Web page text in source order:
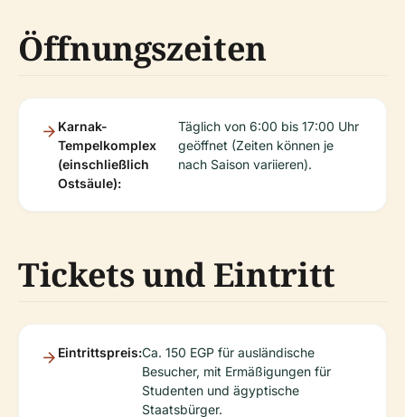
Öffnungszeiten
Karnak-
Tempelkomplex
(einschließlich
Ostsäule):
Täglich von 6:00 bis 17:00 Uhr
geöffnet (Zeiten können je
nach Saison variieren).
Tickets und Eintritt
Eintrittspreis:Ca. 150 EGP für ausländische
Besucher, mit Ermäßigungen für
Studenten und ägyptische
Staatsbürger.